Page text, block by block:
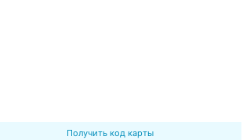
Получить код карты